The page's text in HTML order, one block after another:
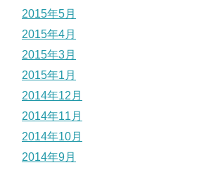
2015年5月
2015年4月
2015年3月
2015年1月
2014年12月
2014年11月
2014年10月
2014年9月